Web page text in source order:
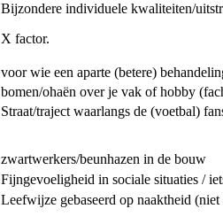
Bijzondere individuele kwaliteiten/
X factor.
voor wie een aparte (betere)
bomen/ohaën over je vak of hobby
Straat/traject waarlangs de (voetbal)
zwartwerkers/beunhazen in de bouw
Fijngevoeligheid in sociale situaties /
Leefwijze gebaseerd op naaktheid